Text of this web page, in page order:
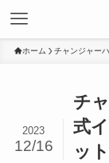
ホーム チャンジャー
チ
式
ッ
2023
12/16